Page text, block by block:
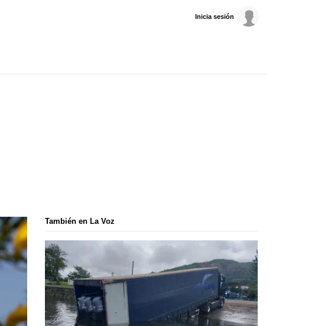
Inicia sesión
También en La Voz